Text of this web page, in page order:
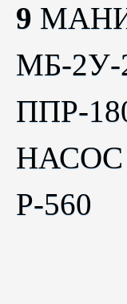
9
МБ-2У-
ППР-
НАСОС
Р-560